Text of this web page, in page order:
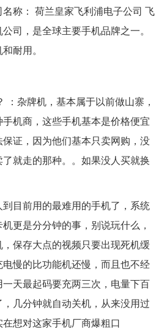
称： 荷兰皇家飞利浦电子公司 飞
司，是全球主要手机品牌之一。
耐用。
：杂牌机，基本属于以前做山寨，
机商，这些手机基本是价格便宜
证，因为他们基本只卖网购，没
就走的那种。。如果没人买就换
目前用的最难用的手机了，系统
更是分分钟的事，别说玩什么，
保存大点的视频只要出现死机缓
慢的比功能机还慢，而且也不经
天最起码要充两三次，电量下百
几分钟就自动关机，从来没用过
想对这家手机厂商爆粗口